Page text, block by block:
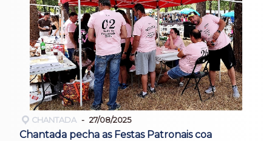
CHANTADA 27/08/2025
Chantada pecha as Festas Patronais coa